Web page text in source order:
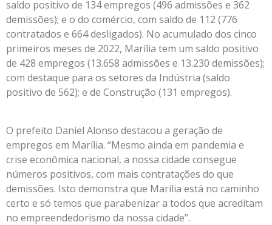
saldo positivo de 134 empregos (496 admissões e 362
demissões); e o do comércio, com saldo de 112 (776
contratados e 664 desligados). No acumulado dos cinco
primeiros meses de 2022, Marília tem um saldo positivo
de 428 empregos (13.658 admissões e 13.230 demissões);
com destaque para os setores da Indústria (saldo
positivo de 562); e de Construção (131 empregos).
O prefeito Daniel Alonso destacou a geração de
empregos em Marília. “Mesmo ainda em pandemia e
crise econômica nacional, a nossa cidade consegue
números positivos, com mais contratações do que
demissões. Isto demonstra que Marília está no caminho
certo e só temos que parabenizar a todos que acreditam
no empreendedorismo da nossa cidade”.